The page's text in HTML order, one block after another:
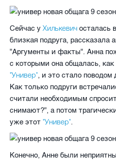
Сейчас у Хилькевич осталась
близкая подруга, рассказала
"Аргументы и факты". Анна
с которыми она общалась, как
"Универ", и это стало поводом
Как только подруги
считали необходимым
снимают?", а потом
уже этот "Универ".
Конечно, Анне были